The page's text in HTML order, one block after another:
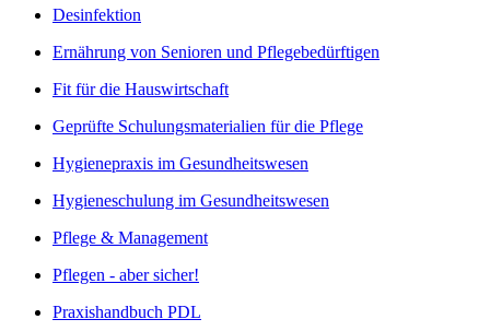
Desinfektion
Ernährung von Senioren und Pflegebedürftigen
Fit für die Hauswirtschaft
Geprüfte Schulungsmaterialien für die Pflege
Hygienepraxis im Gesundheitswesen
Hygieneschulung im Gesundheitswesen
Pflege & Management
Pflegen - aber sicher!
Praxishandbuch PDL